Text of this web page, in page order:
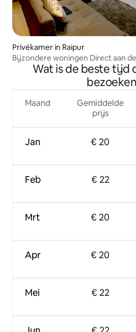
Privékamer in Raipur
Bijzondere woningen Direct aan
Wat is de beste tijd
Maand
Jan
Feb
Mrt
Apr
Mei
Gemiddelde
prijs
€ 20
€ 22
€ 20
€ 20
€ 22